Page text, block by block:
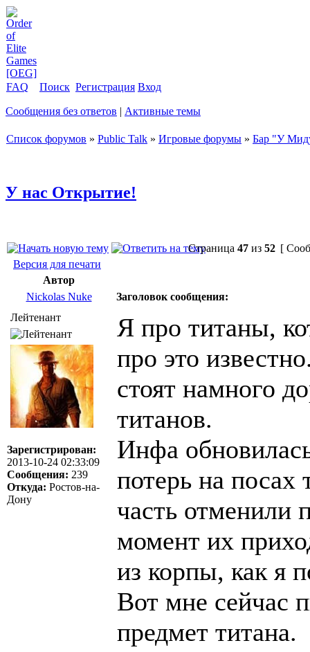
FAQ Поиск Регистрация Вход
Сообщения без ответов | Активные темы
Список форумов » Public Talk » Игровые форумы » Бар "У
У нас Открытие!
Страница 47 из 52 [
Версия для печати
Автор
Nickolas Nuke
Заголовок сообщения:
Лейтенант
Зарегистрирован:
2013-10-24 02:33:09
Сообщения: 239
Откуда: Ростов-на-
Дону
Я про титаны,
про это
стоят намного
титанов.
Инфа
потерь на посах
часть отменили
момент их
из корпы, как я
Вот мне сейчас
предмет титана.